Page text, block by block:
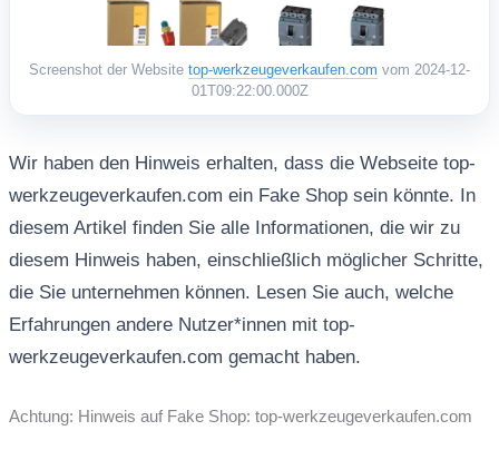
Screenshot der Website top-werkzeugeverkaufen.com vom 2024-12-
01T09:22:00.000Z
Wir haben den Hinweis erhalten, dass die Webseite top-
werkzeugeverkaufen.com ein Fake Shop sein könnte. In
diesem Artikel finden Sie alle Informationen, die wir zu
diesem Hinweis haben, einschließlich möglicher Schritte,
die Sie unternehmen können. Lesen Sie auch, welche
Erfahrungen andere Nutzer*innen mit top-
werkzeugeverkaufen.com gemacht haben.
Achtung: Hinweis auf Fake Shop: top-werkzeugeverkaufen.com